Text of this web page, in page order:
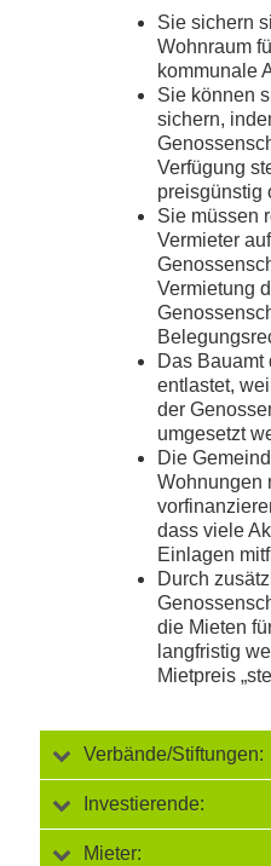
Sie sichern
Wohnraum
kommunale
Sie können
sichern,
Verfügung
preisgünstig
Sie müssen
Vermieter
Vermietung
Das Bauamt
entlastet,
der
umgesetzt
Die
Wohnungen
dass viele
Einlagen
Durch
die Mieten
langfristig
Mietpreis
Verbände/Stiftungen:
Investierende:
Mieter: